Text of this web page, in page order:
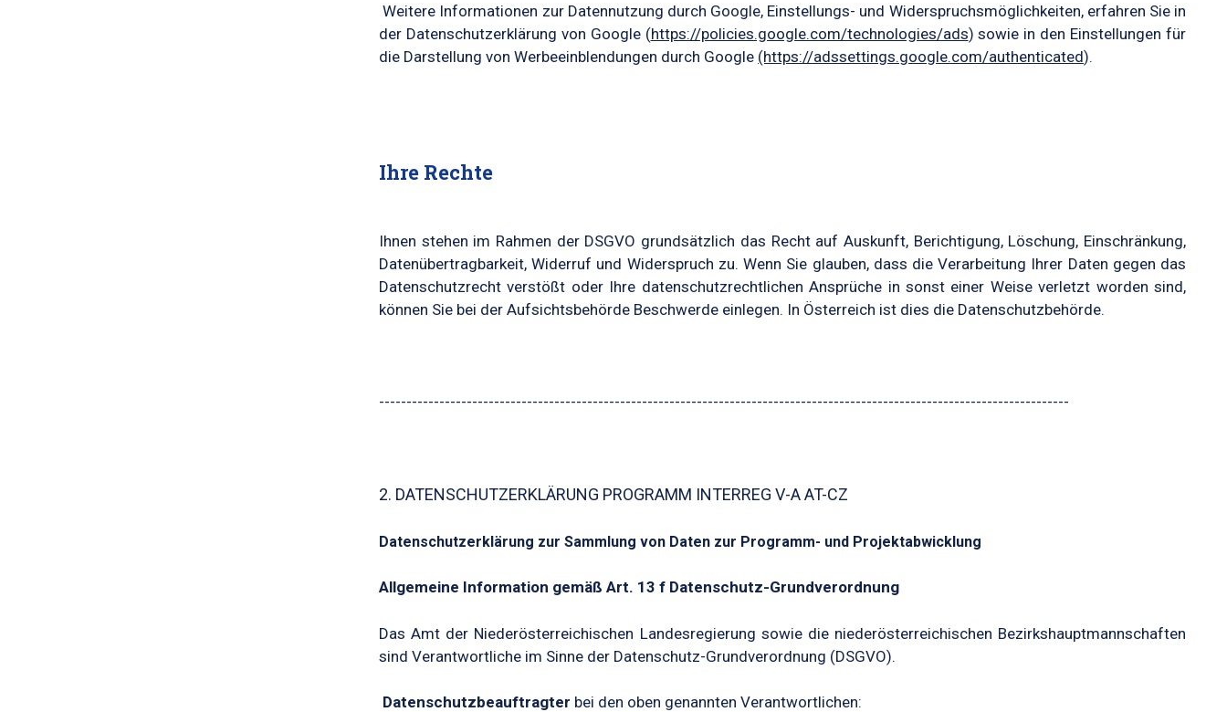
Weitere Informationen zur Datennutzung durch Google, Einstellungs- und Widerspruchsmöglichkeiten, erfahren Sie in
der Datenschutzerklärung von Google (https://policies.google.com/technologies/ads) sowie in den Einstellungen für
die Darstellung von Werbeeinblendungen durch Google (https://adssettings.google.com/authenticated).
Ihre Rechte
Ihnen stehen im Rahmen der DSGVO grundsätzlich das Recht auf Auskunft, Berichtigung, Löschung, Einschränkung,
Datenübertragbarkeit, Widerruf und Widerspruch zu. Wenn Sie glauben, dass die Verarbeitung Ihrer Daten gegen das
Datenschutzrecht verstößt oder Ihre datenschutzrechtlichen Ansprüche in sonst einer Weise verletzt worden sind,
können Sie bei der Aufsichtsbehörde Beschwerde einlegen. In Österreich ist dies die Datenschutzbehörde.
------------------------------------------------------------------------------------------------------------------------------
2. DATENSCHUTZERKLÄRUNG PROGRAMM INTERREG V-A AT-CZ
Datenschutzerklärung zur Sammlung von Daten zur Programm- und Projektabwicklung
Allgemeine Information gemäß Art. 13 f Datenschutz-Grundverordnung
Das Amt der Niederösterreichischen Landesregierung sowie die niederösterreichischen Bezirkshauptmannschaften
sind Verantwortliche im Sinne der Datenschutz-Grundverordnung (DSGVO).
Datenschutzbeauftragter bei den oben genannten Verantwortlichen: